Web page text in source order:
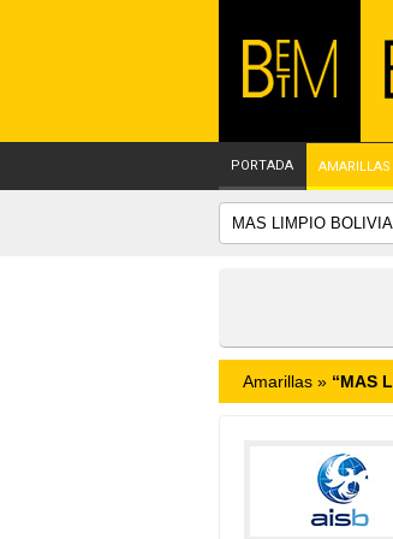
PORTADA AMARILLAS
Amarillas » “MAS